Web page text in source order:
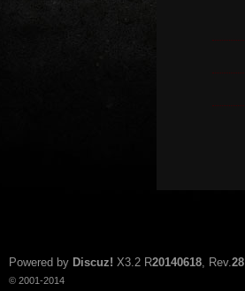
Powered by Discuz! X3.2 R20140618, Rev.28
© 2001-2014